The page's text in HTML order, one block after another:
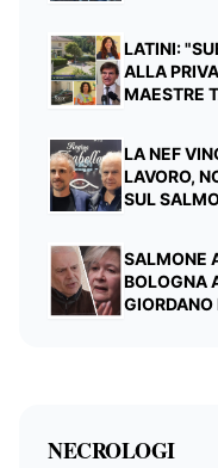
LATINI:
ALLA
MAESTRE
LA NEF
LAVORO,
SUL
SALMONE
BOLOGNA
NECROLOGI